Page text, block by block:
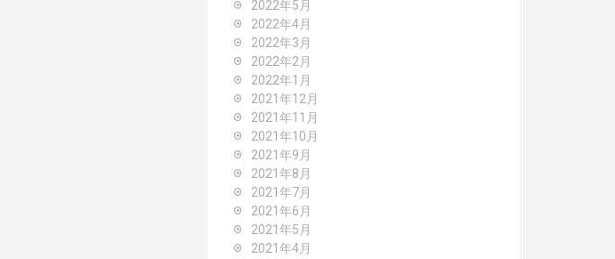
2022年5月
2022年4月
2022年3月
2022年2月
2022年1月
2021年12月
2021年11月
2021年10月
2021年9月
2021年8月
2021年7月
2021年6月
2021年5月
2021年4月